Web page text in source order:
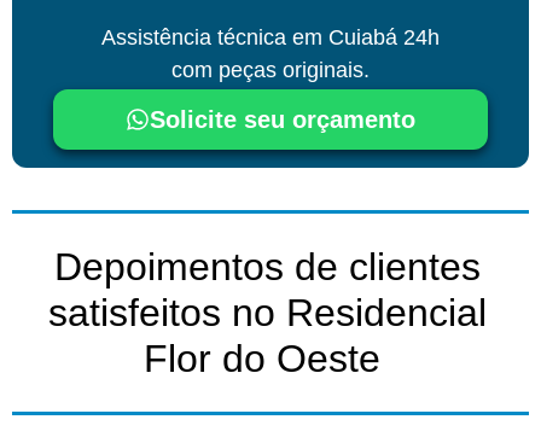
Assistência técnica em Cuiabá 24h
com peças originais.
Solicite seu orçamento
Depoimentos de clientes
satisfeitos no Residencial
Flor do Oeste ​